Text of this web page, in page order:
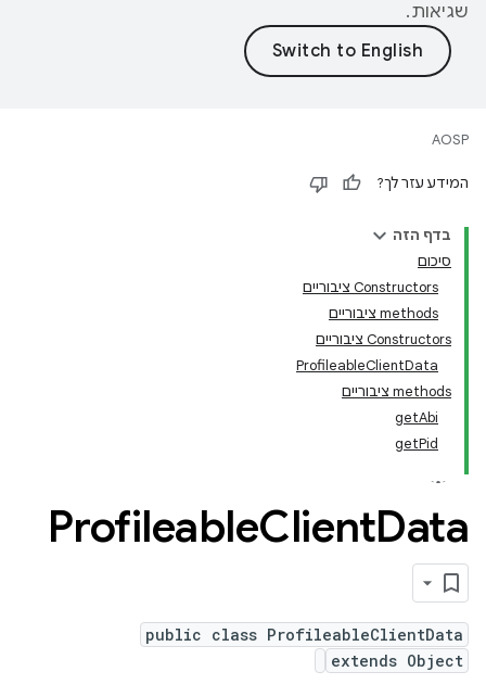
שגיאות.
AOSP
המידע עזר לך?
בדף הזה
סיכום
Constructors ציבוריים
‫methods ציבוריים
Constructors ציבוריים
ProfileableClientData
‫methods ציבוריים
getAbi
getPid
ProfileableClientData
public class ProfileableClientData
extends Object